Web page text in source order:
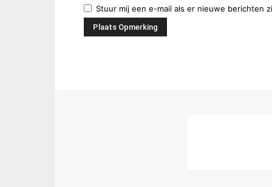
Stuur mij een e-mail als er nieuwe berichten